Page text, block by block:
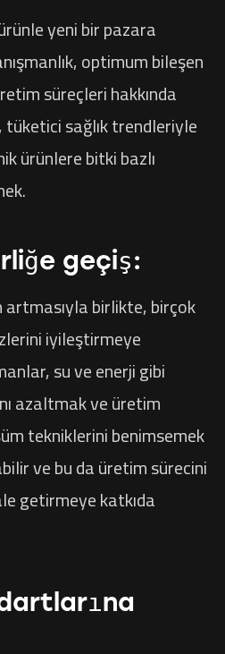
yeni bir pazara
optimum bileşen
süreçleri hakkında
sağlık trendleriyle
ürünlere bitki bazlı
geçiş:
artmasıyla birlikte, birçok
iyileştirmeye
su ve enerji gibi
azaltmak ve üretim
tekniklerini benimsemek
ve bu da üretim sürecini
getirmeye katkıda